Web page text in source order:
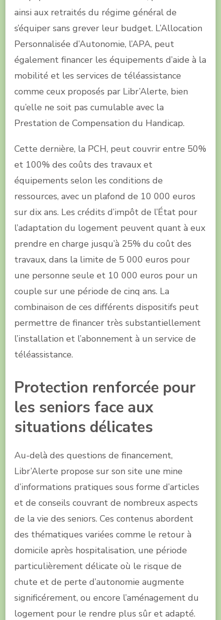
ainsi aux retraités du régime général de
s’équiper sans grever leur budget. L’Allocation
Personnalisée d’Autonomie, l’APA, peut
également financer les équipements d’aide à la
mobilité et les services de téléassistance
comme ceux proposés par Libr’Alerte, bien
qu’elle ne soit pas cumulable avec la
Prestation de Compensation du Handicap.
Cette dernière, la PCH, peut couvrir entre 50%
et 100% des coûts des travaux et
équipements selon les conditions de
ressources, avec un plafond de 10 000 euros
sur dix ans. Les crédits d’impôt de l’État pour
l’adaptation du logement peuvent quant à eux
prendre en charge jusqu’à 25% du coût des
travaux, dans la limite de 5 000 euros pour
une personne seule et 10 000 euros pour un
couple sur une période de cinq ans. La
combinaison de ces différents dispositifs peut
permettre de financer très substantiellement
l’installation et l’abonnement à un service de
téléassistance.
Protection renforcée pour
les seniors face aux
situations délicates
Au-delà des questions de financement,
Libr’Alerte propose sur son site une mine
d’informations pratiques sous forme d’articles
et de conseils couvrant de nombreux aspects
de la vie des seniors. Ces contenus abordent
des thématiques variées comme le retour à
domicile après hospitalisation, une période
particulièrement délicate où le risque de
chute et de perte d’autonomie augmente
significérement, ou encore l’aménagement du
logement pour le rendre plus sûr et adapté.